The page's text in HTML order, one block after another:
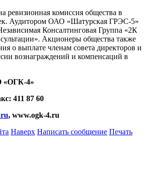
ревизионная комиссия общества в
Аудитором ОАО «Шатурская ГРЭС-5»
Консалтинговая Группа «2К
Акционеры общества также
о выплате членам совета директоров и
вознаграждений и компенсаций в
«ОГК-4»
411 87 60
, www.ogk-4.ru
Наверх Написать сообщение Печать